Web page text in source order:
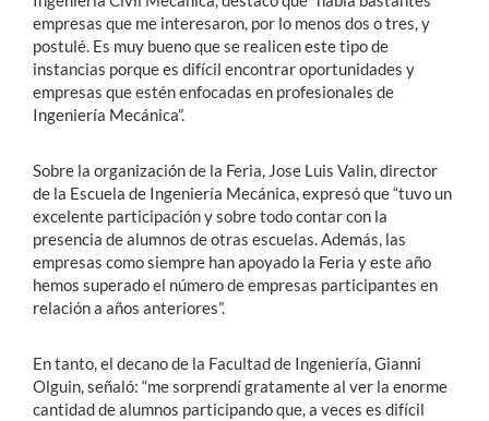
empresas que me interesaron, por lo menos dos o tres, y
postulé. Es muy bueno que se realicen este tipo de
instancias porque es difícil encontrar oportunidades y
empresas que estén enfocadas en profesionales de
Ingeniería Mecánica”.
Sobre la organización de la Feria, Jose Luis Valin, director
de la Escuela de Ingeniería Mecánica, expresó que “tuvo un
excelente participación y sobre todo contar con la
presencia de alumnos de otras escuelas. Además, las
empresas como siempre han apoyado la Feria y este año
hemos superado el número de empresas participantes en
relación a años anteriores”.
En tanto, el decano de la Facultad de Ingeniería, Gianni
Olguin, señaló: “me sorprendí gratamente al ver la enorme
cantidad de alumnos participando que, a veces es difícil